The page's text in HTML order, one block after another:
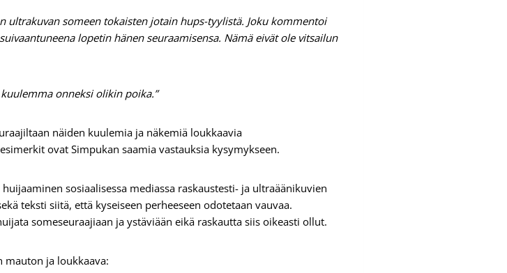
ultrakuvan someen tokaisten jotain hups-tyylistä. Joku kommentoi
lopetin hänen seuraamisensa. Nämä eivät ole vitsailun
onneksi olikin poika.”
näiden kuulemia ja näkemiä loukkaavia
ovat Simpukan saamia vastauksia kysymykseen.
sosiaalisessa mediassa raskaustesti- ja ultraäänikuvien
teksti siitä, että kyseiseen perheeseen odotetaan vauvaa.
someseuraajiaan ja ystäviään eikä raskautta siis oikeasti ollut.
mauton ja loukkaava: